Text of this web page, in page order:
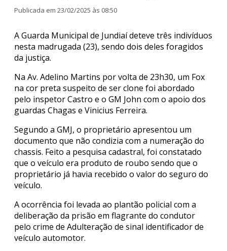
Publicada em 23/02/2025 às 08:50
A Guarda Municipal de Jundiaí deteve três indivíduos
nesta madrugada (23), sendo dois deles foragidos
da justiça.
Na Av. Adelino Martins por volta de 23h30, um Fox
na cor preta suspeito de ser clone foi abordado
pelo inspetor Castro e o GM John com o apoio dos
guardas Chagas e Vinicius Ferreira.
Segundo a GMJ, o proprietário apresentou um
documento que não condizia com a numeração do
chassis. Feito a pesquisa cadastral, foi constatado
que o veículo era produto de roubo sendo que o
proprietário já havia recebido o valor do seguro do
veículo.
A ocorrência foi levada ao plantão policial com a
deliberação da prisão em flagrante do condutor
pelo crime de Adulteração de sinal identificador de
veículo automotor.